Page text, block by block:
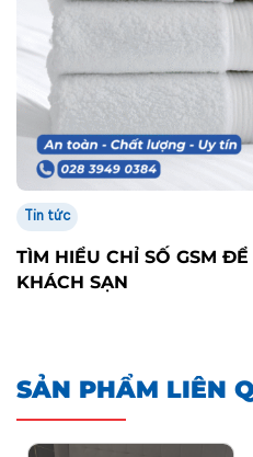
Tin tức
TÌM HIỂU CHỈ SỐ GSM
KHÁCH SẠN
SẢN PHẨM LIÊN